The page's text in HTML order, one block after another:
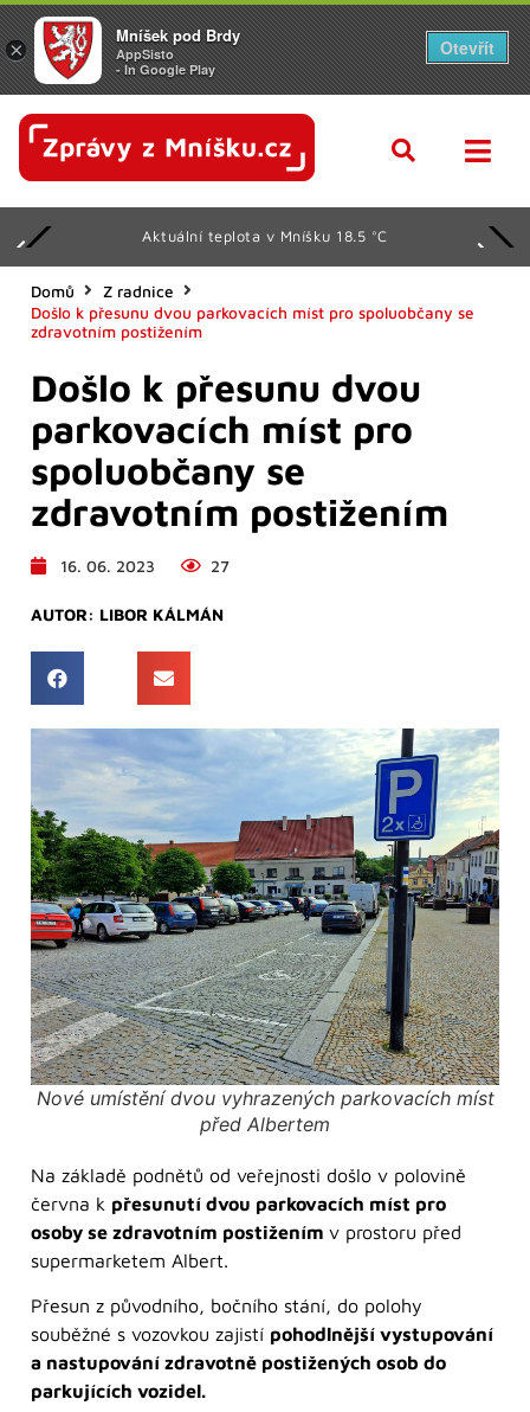
Aktuální teplota v Mníšku 18.5 °C
Domů
Z radnice
Došlo k přesunu dvou parkovacích míst pro spoluobčany se
zdravotním postižením
Došlo k přesunu dvou
parkovacích míst pro
spoluobčany se
zdravotním postižením
16. 06. 2023 27
AUTOR: LIBOR KÁLMÁN
Nové umístění dvou vyhrazených parkovacích míst
před Albertem
Na základě podnětů od veřejnosti došlo v polovině
června k přesunutí dvou parkovacích míst pro
osoby se zdravotním postižením v prostoru před
supermarketem Albert.
Přesun z původního, bočního stání, do polohy
souběžné s vozovkou zajistí pohodlnější vystupování
a nastupování zdravotně postižených osob do
parkujících vozidel.
×
Mníšek pod Brdy
AppSisto
- In Google Play
Otevřít